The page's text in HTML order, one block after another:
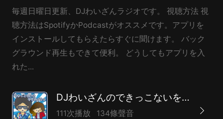
毎週日曜日更新、DJわいざんラジオです。 視聴方法 視
聴方法はSpotifyかPodcastがオススメです。アプリを
インストールしてもらえたらすぐに聞けます。 バック
グラウンド再生もできて便利。 どうしてもアプリを入
れた...
DJわいざんのできっこないをやらなくちゃ！
111次播放 134條聲音